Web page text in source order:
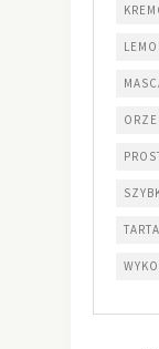
TARTA